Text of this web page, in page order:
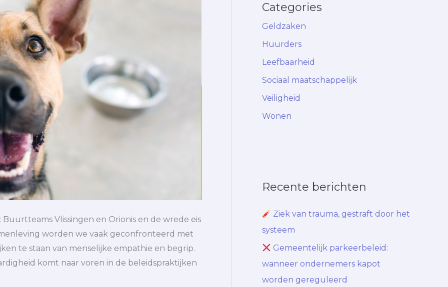
Vlissingen en Orionis en de wrede eis
worden we vaak geconfronteerd met
te staan van menselijke empathie en begrip.
komt naar voren in de beleidspraktijken
Categories
Geldzaken
Huurders
Leefbaarheid
Sociaal maatschappelijk
Veiligheid
Wonen
Recente berichten
Ziek van trauma, gestraft door het
systeem
Gemeentelijk parkeerbeleid:
wanneer ondernemers kapot
worden gereguleerd